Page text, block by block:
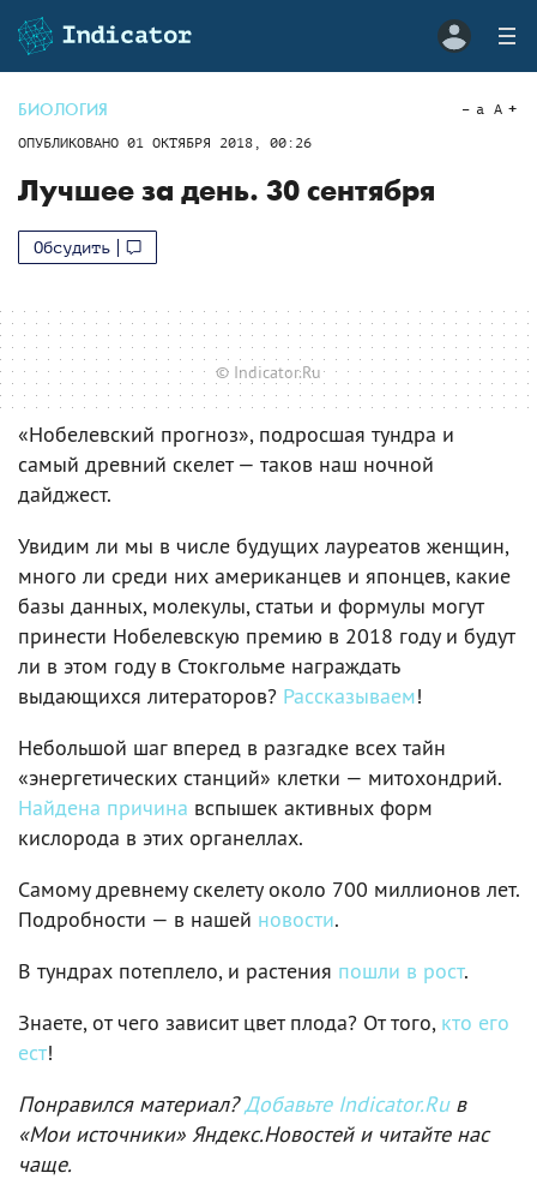
БИОЛОГИЯ
ОПУБЛИКОВАНО 01 ОКТЯБРЯ 2018, 00:26
a A
Лучшее за день. 30 сентября
Обсудить
© Indicator.Ru
«Нобелевский прогноз», подросшая тундра и
самый древний скелет — таков наш ночной
дайджест.
Увидим ли мы в числе будущих лауреатов женщин,
много ли среди них американцев и японцев, какие
базы данных, молекулы, статьи и формулы могут
принести Нобелевскую премию в 2018 году и будут
ли в этом году в Стокгольме награждать
выдающихся литераторов? Рассказываем!
Небольшой шаг вперед в разгадке всех тайн
«энергетических станций» клетки — митохондрий.
Найдена причина вспышек активных форм
кислорода в этих органеллах.
Самому древнему скелету около 700 миллионов лет.
Подробности — в нашей новости.
В тундрах потеплело, и растения пошли в рост.
Знаете, от чего зависит цвет плода? От того, кто его
ест!
Понравился материал?Добавьте Indicator.Ruв
«Мои источники» Яндекс.Новостей и читайте нас
чаще.